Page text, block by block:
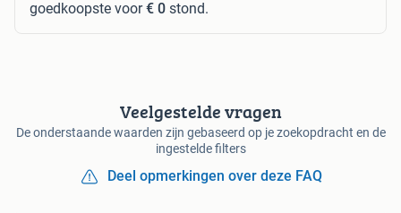
goedkoopste voor€ 0 stond.
Veelgestelde vragen
De onderstaande waarden zijn gebaseerd op je zoekopdracht en de
ingestelde filters
Deel opmerkingen over deze FAQ